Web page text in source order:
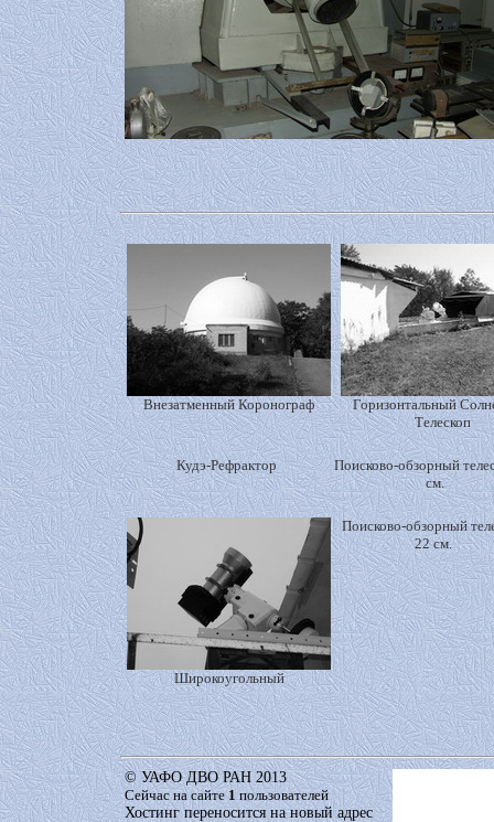
Внезатменный Коронограф
Горизонтальный
Телескоп
Кудэ-Рефрактор
Поисково-обзорный
см.
Широкоугольный
Поисково-обзорный
22 см.
© УАФО ДВО РАН 2013
Сейчас на сайте1пользователей
Хостинг переносится на новый адрес